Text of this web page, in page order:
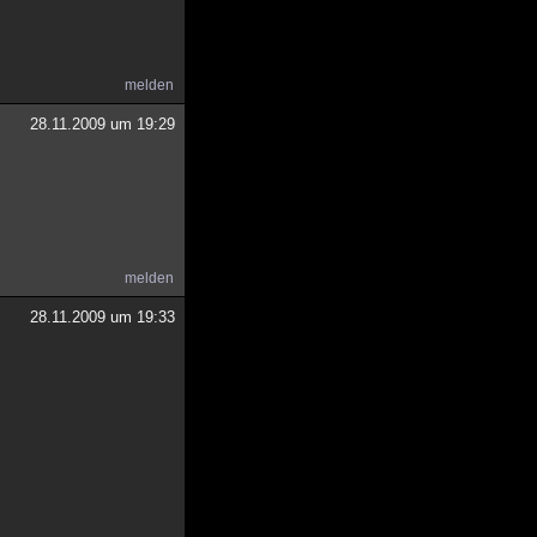
melden
28.11.2009 um 19:29
melden
28.11.2009 um 19:33